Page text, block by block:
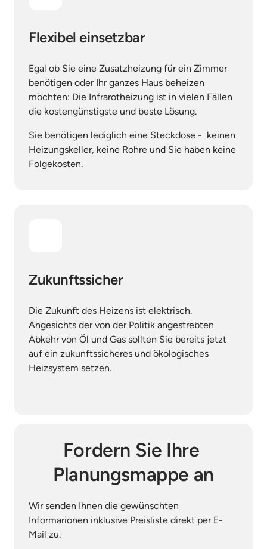
Flexibel einsetzbar
Egal ob Sie eine Zusatzheizung für ein Zimmer
benötigen oder Ihr ganzes Haus beheizen
möchten: Die Infrarotheizung ist in vielen Fällen
die kostengünstigste und beste Lösung.
Sie benötigen lediglich eine Steckdose -  keinen
Heizungskeller, keine Rohre und Sie haben keine
Folgekosten.
Zukunftssicher
Die Zukunft des Heizens ist elektrisch.
Angesichts der von der Politik angestrebten
Abkehr von Öl und Gas sollten Sie bereits jetzt
auf ein zukunftssicheres und ökologisches
Heizsystem setzen.
Fordern Sie Ihre
Planungsmappe an
Wir senden Ihnen die gewünschten
Informarionen inklusive Preisliste direkt per E-
Mail zu.